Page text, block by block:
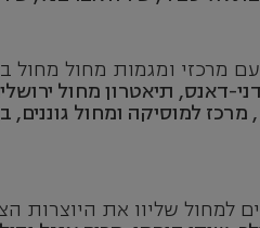
מרכזי ומגמות מחול מחול
דאנס, תיאטרון מחול
מרכז למוסיקה ומחול
למחול שליוו את היוצרות